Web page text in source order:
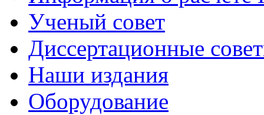
Ученый совет
Диссертационные
Наши издания
Оборудование